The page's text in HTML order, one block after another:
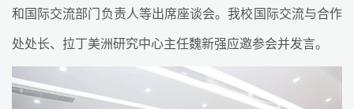
和国际交流部门负责人等出席座谈会。我校国际交流与合作
处处长、拉丁美洲研究中心主任魏新强应邀参会并发言。